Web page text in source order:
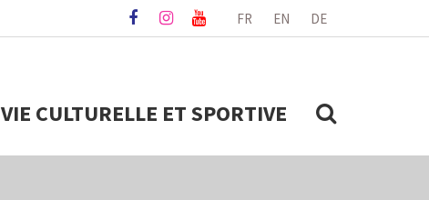
FR EN DE
Lien
Lien
Lien
VIE CULTURELLE ET SPORTIVE